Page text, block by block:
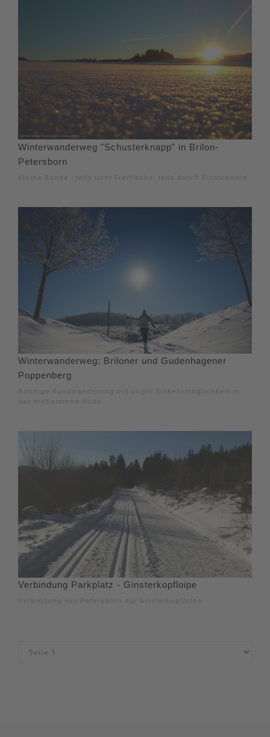
Winterwanderweg "Schusterknapp" in Brilon-
Petersborn
Kleine Runde - teils über Freifläche, teils durch Fichtenwald.
Winterwanderweg: Briloner und Gudenhagener
Poppenberg
Sonnige Rundwanderung mit uriger Einkehrmöglichkeit in
der Hiebammen Hütte
Verbindung Parkplatz - Ginsterkopfloipe
Verbindung von Petersborn zur Ginsterkopfloipe